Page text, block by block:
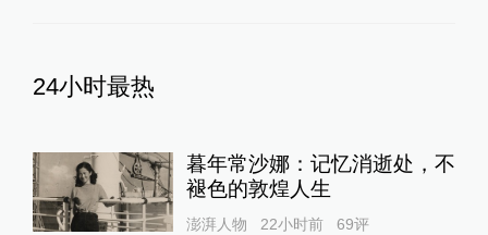
24小时最热
暮年常沙娜：记忆消逝处，不
褪色的敦煌人生
澎湃人物 22小时前 69评